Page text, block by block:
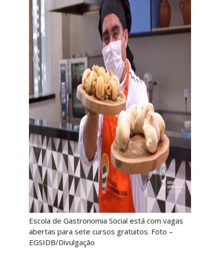
Escola de Gastronomia Social está com vagas
abertas para sete cursos gratuitos. Foto –
EGSIDB/Divulgação